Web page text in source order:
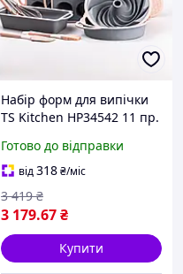
Набір форм для випічки
TS Kitchen HP34542 11 пр.
Готово до відправки
від318₴/міс
3 179.67₴
3 419 ₴
Купити